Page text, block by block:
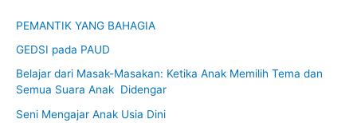
c
h
f
o
r
PEMANTIK YANG BAHAGIA
GEDSI pada PAUD
Belajar dari Masak-Masakan: Ketika Anak Memilih Tema dan
Semua Suara Anak Didengar
Seni Mengajar Anak Usia Dini